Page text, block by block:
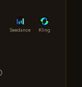
Seedance Kling